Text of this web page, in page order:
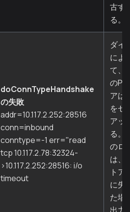
古す
る。
doConnTypeHandshake
の失敗
addr=10.117.2.252:28516
conn=inbound
conntype=-1 err="read
tcp 10.117.2.78:32324-
>10.117.2.252:28516: i/o
timeout
ダイ
によ
て、
の
アは
をセ
アッ
る。
のロ
は、
トア
に失
た場